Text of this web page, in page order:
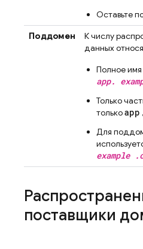
Оставьте
Поддомен
К числу
данных
Полное
app.
Только
толькоapp
Для
example
поставщики